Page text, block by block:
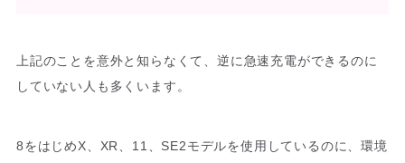
上記のことを意外と知らなくて、逆に急速充電ができるのに
していない人も多くいます。
8をはじめX、XR、11、SE2モデルを使用しているのに、環境